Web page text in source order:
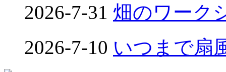
2026-7-31 畑のワーク
2026-7-10 いつまで扇